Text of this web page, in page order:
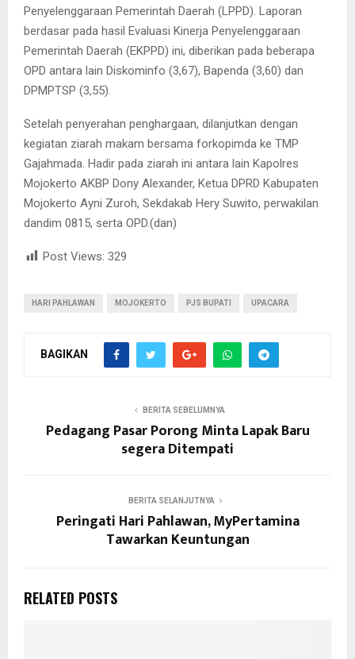
Penyelenggaraan Pemerintah Daerah (LPPD). Laporan
berdasar pada hasil Evaluasi Kinerja Penyelenggaraan
Pemerintah Daerah (EKPPD) ini, diberikan pada beberapa
OPD antara lain Diskominfo (3,67), Bapenda (3,60) dan
DPMPTSP (3,55).
Setelah penyerahan penghargaan, dilanjutkan dengan
kegiatan ziarah makam bersama forkopimda ke TMP
Gajahmada. Hadir pada ziarah ini antara lain Kapolres
Mojokerto AKBP Dony Alexander, Ketua DPRD Kabupaten
Mojokerto Ayni Zuroh, Sekdakab Hery Suwito, perwakilan
dandim 0815, serta OPD.(dan)
Post Views: 329
HARI PAHLAWAN MOJOKERTO PJS BUPATI UPACARA
BAGIKAN
BERITA SEBELUMNYA
Pedagang Pasar Porong Minta Lapak Baru
segera Ditempati
BERITA SELANJUTNYA
Peringati Hari Pahlawan, MyPertamina
Tawarkan Keuntungan
RELATED POSTS